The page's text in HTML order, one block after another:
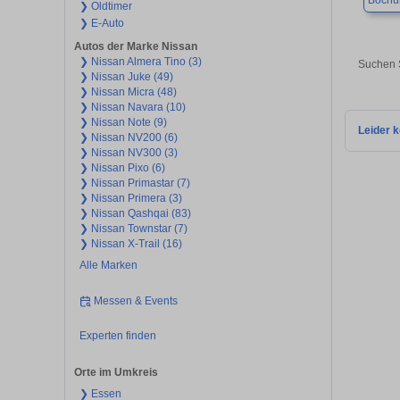
❯ Oldtimer
❯ E-Auto
Autos der Marke Nissan
❯ Nissan Almera Tino (3)
❯ Nissan Juke (49)
❯ Nissan Micra (48)
❯ Nissan Navara (10)
❯ Nissan Note (9)
❯ Nissan NV200 (6)
❯ Nissan NV300 (3)
❯ Nissan Pixo (6)
❯ Nissan Primastar (7)
❯ Nissan Primera (3)
❯ Nissan Qashqai (83)
❯ Nissan Townstar (7)
❯ Nissan X-Trail (16)
Alle Marken
Messen & Events
Experten finden
Orte im Umkreis
❯ Essen
Suchen
Leider